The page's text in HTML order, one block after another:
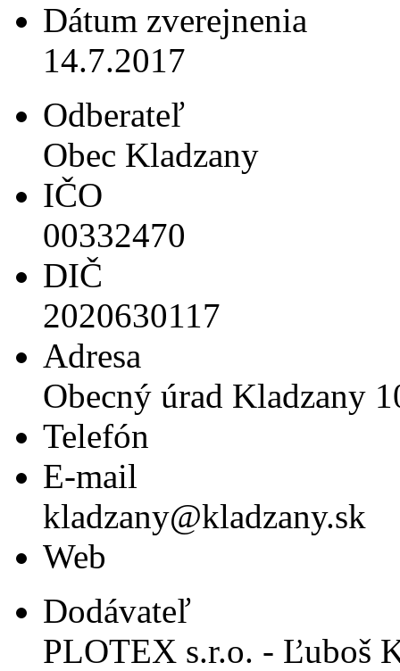
Dátum zverejnenia
14.7.2017
Odberateľ
Obec Kladzany
IČO
00332470
DIČ
2020630117
Adresa
Obecný úrad Kladzany
Telefón
E-mail
kladzany@kladzany.sk
Web
Dodávateľ
PLOTEX s.r.o. - Ľuboš